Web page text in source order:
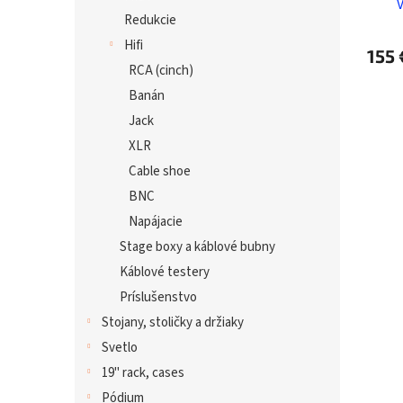
Redukcie
Hifi
RCA (cinch)
Banán
Jack
XLR
Cable shoe
BNC
Napájacie
Stage boxy a káblové bubny
Káblové testery
Príslušenstvo
Stojany, stoličky a držiaky
Svetlo
19" rack, cases
Pódium
155